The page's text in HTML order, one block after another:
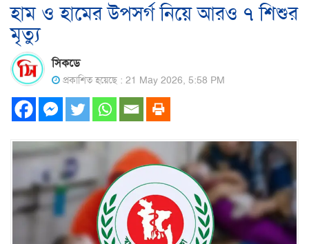
হাম ও হামের উপসর্গ নিয়ে আরও ৭ শিশুর
মৃত্যু
সিকডে
প্রকাশিত হয়েছে : 21 May 2026, 5:58 PM